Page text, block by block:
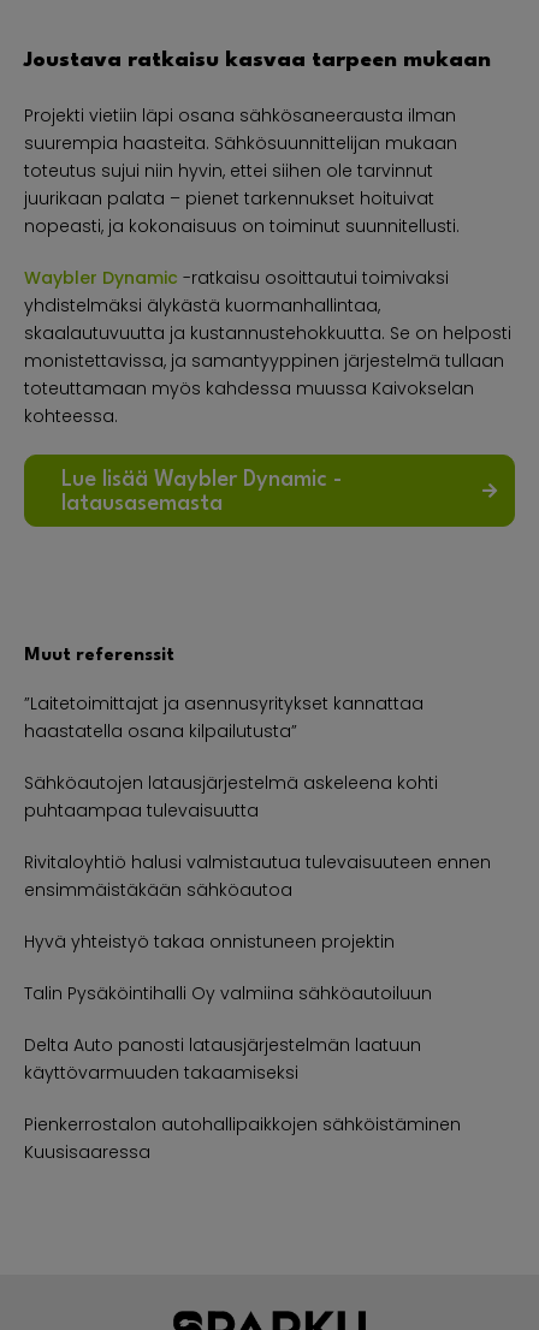
Joustava ratkaisu kasvaa tarpeen mukaan
Projekti vietiin läpi osana sähkösaneerausta ilman
suurempia haasteita. Sähkösuunnittelijan mukaan
toteutus sujui niin hyvin, ettei siihen ole tarvinnut
juurikaan palata – pienet tarkennukset hoituivat
nopeasti, ja kokonaisuus on toiminut suunnitellusti.
Waybler Dynamic -ratkaisu osoittautui toimivaksi
yhdistelmäksi älykästä kuormanhallintaa,
skaalautuvuutta ja kustannustehokkuutta. Se on helposti
monistettavissa, ja samantyyppinen järjestelmä tullaan
toteuttamaan myös kahdessa muussa Kaivokselan
kohteessa.
Lue lisää Waybler Dynamic -
latausasemasta
Muut referenssit
”Laitetoimittajat ja asennusyritykset kannattaa
haastatella osana kilpailutusta”
Sähköautojen latausjärjestelmä askeleena kohti
puhtaampaa tulevaisuutta
Rivitaloyhtiö halusi valmistautua tulevaisuuteen ennen
ensimmäistäkään sähköautoa
Hyvä yhteistyö takaa onnistuneen projektin
Talin Pysäköintihalli Oy valmiina sähköautoiluun
Delta Auto panosti latausjärjestelmän laatuun
käyttövarmuuden takaamiseksi
Pienkerrostalon autohallipaikkojen sähköistäminen
Kuusisaaressa